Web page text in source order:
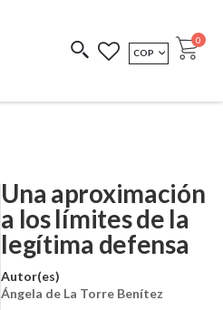
REDIMIR CÓDIGO
MONEDA
COP Cart
0
Una aproximación
a los límites de la
legítima defensa
Autor(es)
Ángela de La Torre Benítez